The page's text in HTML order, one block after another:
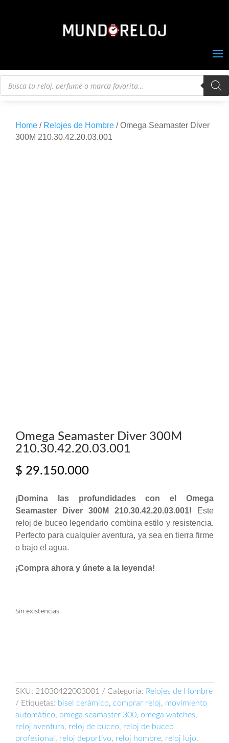
Búsqueda
Home / Relojes de Hombre / Omega Seamaster Diver
300M 210.30.42.20.03.001
Omega Seamaster Diver 300M
210.30.42.20.03.001
$ 29.150.000
¡Domina las profundidades con el Omega
Seamaster Diver 300M 210.30.42.20.03.001! Este
reloj de buceo legendario combina estilo y resistencia.
Perfecto para cualquier aventura, ya sea en tierra firme
o bajo el agua.
¡Compra ahora y únete a la leyenda!
Sin existencias
SKU: 21030422003001 Categoría: Relojes de Hombre
Etiquetas: bisel cerámico, comprar reloj, movimiento
automático, omega seamaster 300, omega watches,
reloj aventura, reloj de buceo, reloj de buceo
profesional , reloj deportivo, reloj hombre, reloj lujo,